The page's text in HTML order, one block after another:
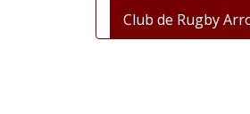
Club de Rugby